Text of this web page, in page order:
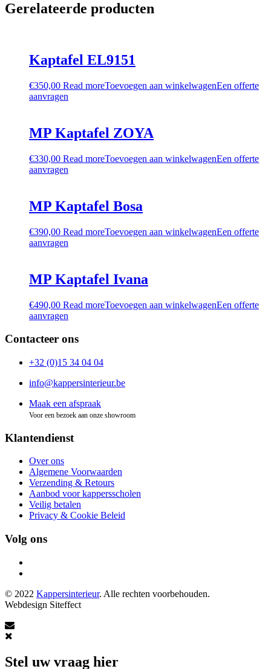
Gerelateerde producten
Kaptafel EL9151
€350,00 Read moreToevoegen aan winkelwagenEen offerte
aanvragen
MP Kaptafel ZOYA
€330,00 Read moreToevoegen aan winkelwagenEen offerte
aanvragen
MP Kaptafel Bosa
€390,00 Read moreToevoegen aan winkelwagenEen offerte
aanvragen
MP Kaptafel Ivana
€490,00 Read moreToevoegen aan winkelwagenEen offerte
aanvragen
Contacteer ons
+32 (0)15 34 04 04
info@kappersinterieur.be
Maak een afspraak
Voor een bezoek aan onze showroom
Klantendienst
Over ons
Algemene Voorwaarden
Verzending & Retours
Aanbod voor kappersscholen
Veilig betalen
Privacy & Cookie Beleid
Volg ons
© 2022 Kappersinterieur. Alle rechten voorbehouden.
Webdesign Siteffect
Stel uw vraag hier